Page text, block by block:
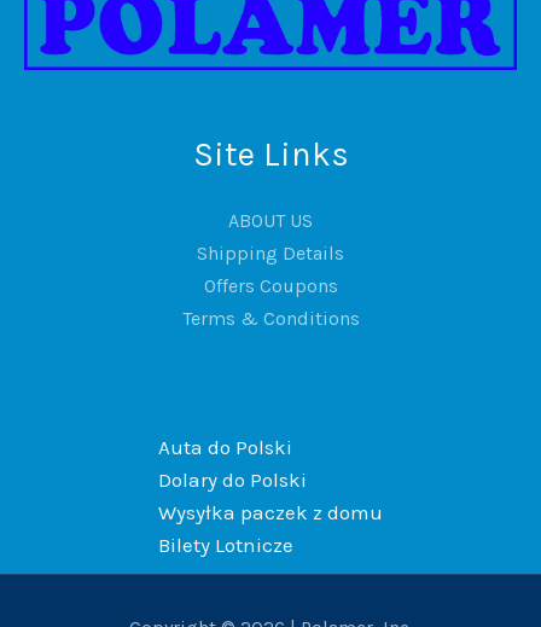
Site Links
ABOUT US
Shipping Details
Offers Coupons
Terms & Conditions
Auta do Polski
Dolary do Polski
Wysyłka paczek z domu
Bilety Lotnicze